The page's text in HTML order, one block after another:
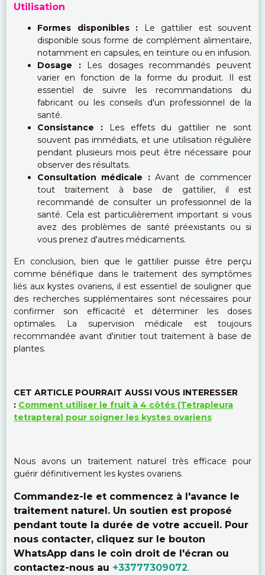
Utilisation
Formes disponibles : Le gattilier est souvent
disponible sous forme de complément alimentaire,
notamment en capsules, en teinture ou en infusion.
Dosage :Les dosages recommandés peuvent
varier en fonction de la forme du produit. Il est
essentiel de suivre les recommandations du
fabricant ou les conseils d'un professionnel de la
santé.
Consistance :Les effets du gattilier ne sont
souvent pas immédiats, et une utilisation régulière
pendant plusieurs mois peut être nécessaire pour
observer des résultats.
Consultation médicale :Avant de commencer
tout traitement à base de gattilier, il est
recommandé de consulter un professionnel de la
santé. Cela est particulièrement important si vous
avez des problèmes de santé préexistants ou si
vous prenez d'autres médicaments.
En conclusion, bien que le gattilier puisse être perçu
comme bénéfique dans le traitement des symptômes
liés aux kystes ovariens, il est essentiel de souligner que
des recherches supplémentaires sont nécessaires pour
confirmer son efficacité et déterminer les doses
optimales. La supervision médicale est toujours
recommandée avant d'initier tout traitement à base de
plantes.
CET ARTICLE POURRAIT AUSSI VOUS INTERESSER
: Comment utiliser le fruit à 4 côtés (Tetrapleura
tetraptera) pour soigner les kystes ovariens
Nous avons un traitement naturel très efficace pour
guérir définitivement les kystes ovariens.
Commandez-le et commencez à l'avance le
traitement naturel. Un soutien est proposé
pendant toute la durée de votre accueil. Pour
nous contacter, cliquez sur le bouton
WhatsApp dans le coin droit de l'écran ou
contactez-nous au +33777309072.